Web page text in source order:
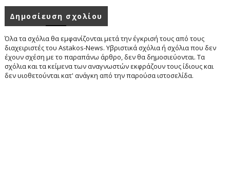
Δημοσίευση σχολίου
Όλα τα σχόλια θα εμφανίζονται μετά την έγκρισή τους από τους
διαχειριστές του Astakos-News. Υβριστικά σχόλια ή σχόλια που δεν
έχουν σχέση με το παραπάνω άρθρο, δεν θα δημοσιεύονται. Τα
σχόλια και τα κείμενα των αναγνωστών εκφράζουν τους ίδιους και
δεν υιοθετούνται κατ' ανάγκη από την παρούσα ιστοσελίδα.